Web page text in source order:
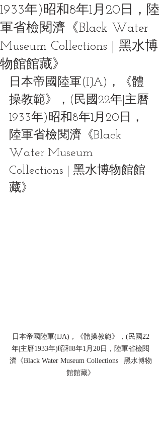
1933年)昭和8年1月20日，陸
軍省檢閱濟《Black Water
Museum Collections | 黑水博
物館館藏》
日本帝國陸軍(IJA)，《體
操教範》，(民國22年|主曆
1933年)昭和8年1月20日，
陸軍省檢閱濟《Black
Water Museum
Collections | 黑水博物館館
藏》
日本帝國陸軍(IJA)，《體操教範》，(民國22
年|主曆1933年)昭和8年1月20日，陸軍省檢閱
濟《Black Water Museum Collections | 黑水博物
館館藏》